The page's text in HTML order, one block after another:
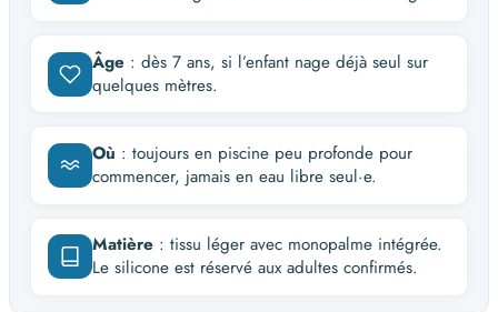
Âge: dès 7 ans, si l’enfant nage déjà seul sur
quelques mètres.
Où : toujours en piscine peu profonde pour
commencer, jamais en eau libre seul·e.
Matière: tissu léger avec monopalme intégrée.
Le silicone est réservé aux adultes confirmés.